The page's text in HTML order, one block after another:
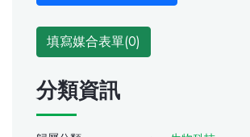
填寫媒合表單(0)
分類資訊